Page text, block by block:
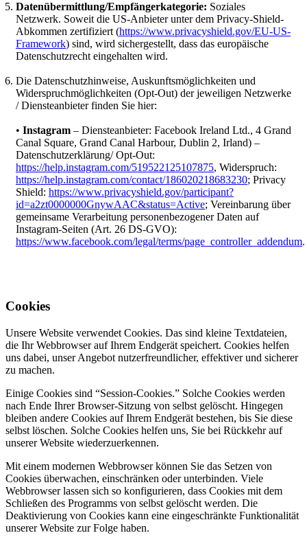
Datenübermittlung/Empfängerkategorie: Soziales
Netzwerk. Soweit die US-Anbieter unter dem Privacy-Shield-
Abkommen zertifiziert (https://www.privacyshield.gov/EU-US-
Framework) sind, wird sichergestellt, dass das europäische
Datenschutzrecht eingehalten wird.
Die Datenschutzhinweise, Auskunftsmöglichkeiten und
Widerspruchmöglichkeiten (Opt-Out) der jeweiligen Netzwerke
/ Diensteanbieter finden Sie hier:
• Instagram – Diensteanbieter: Facebook Ireland Ltd., 4 Grand
Canal Square, Grand Canal Harbour, Dublin 2, Irland) –
Datenschutzerklärung/ Opt-Out:
https://help.instagram.com/519522125107875, Widerspruch:
https://help.instagram.com/contact/186020218683230; Privacy
Shield: https://www.privacyshield.gov/participant?
id=a2zt0000000GnywAAC&status=Active; Vereinbarung über
gemeinsame Verarbeitung personenbezogener Daten auf
Instagram-Seiten (Art. 26 DS-GVO):
https://www.facebook.com/legal/terms/page_controller_addendum.
Cookies
Unsere Website verwendet Cookies. Das sind kleine Textdateien,
die Ihr Webbrowser auf Ihrem Endgerät speichert. Cookies helfen
uns dabei, unser Angebot nutzerfreundlicher, effektiver und sicherer
zu machen.
Einige Cookies sind “Session-Cookies.” Solche Cookies werden
nach Ende Ihrer Browser-Sitzung von selbst gelöscht. Hingegen
bleiben andere Cookies auf Ihrem Endgerät bestehen, bis Sie diese
selbst löschen. Solche Cookies helfen uns, Sie bei Rückkehr auf
unserer Website wiederzuerkennen.
Mit einem modernen Webbrowser können Sie das Setzen von
Cookies überwachen, einschränken oder unterbinden. Viele
Webbrowser lassen sich so konfigurieren, dass Cookies mit dem
Schließen des Programms von selbst gelöscht werden. Die
Deaktivierung von Cookies kann eine eingeschränkte Funktionalität
unserer Website zur Folge haben.